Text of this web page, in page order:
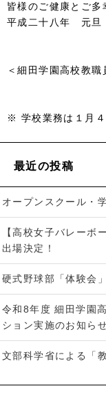
皆様のご健康とご多
平成二十八年 元旦
＜細田学園高校教職
※ 学校業務は１月４
最近の投稿
オープンスクール・
【高校女子バレーボ
出場決定！
硬式野球部「体験会
令和8年度 細田学園
ション実施のお知ら
文部科学省による「